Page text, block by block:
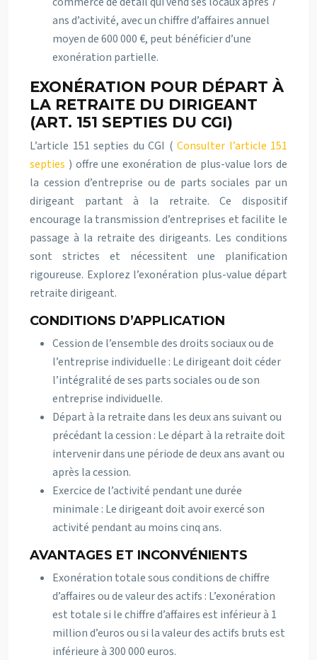
ans d’activité, avec un chiffre d’affaires annuel
moyen de 600 000 €, peut bénéficier d’une
exonération partielle.
EXONÉRATION POUR DÉPART À
LA RETRAITE DU DIRIGEANT
(ART. 151 SEPTIES DU CGI)
L’article 151 septies du CGI ( Consulter l’article 151
septies ) offre une exonération de plus-value lors de
la cession d’entreprise ou de parts sociales par un
dirigeant partant à la retraite. Ce dispositif
encourage la transmission d’entreprises et facilite le
passage à la retraite des dirigeants. Les conditions
sont strictes et nécessitent une planification
rigoureuse. Explorez l’exonération plus-value départ
retraite dirigeant.
CONDITIONS D’APPLICATION
Cession de l’ensemble des droits sociaux ou de
l’entreprise individuelle : Le dirigeant doit céder
l’intégralité de ses parts sociales ou de son
entreprise individuelle.
Départ à la retraite dans les deux ans suivant ou
précédant la cession : Le départ à la retraite doit
intervenir dans une période de deux ans avant ou
après la cession.
Exercice de l’activité pendant une durée
minimale : Le dirigeant doit avoir exercé son
activité pendant au moins cinq ans.
AVANTAGES ET INCONVÉNIENTS
Exonération totale sous conditions de chiffre
d’affaires ou de valeur des actifs : L’exonération
est totale si le chiffre d’affaires est inférieur à 1
million d’euros ou si la valeur des actifs bruts est
inférieure à 300 000 euros.